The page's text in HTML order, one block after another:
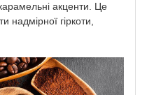
акценти. Це
гіркоти,